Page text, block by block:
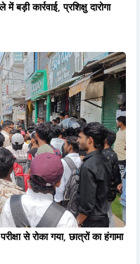
बड़ी कार्रवाई, प्रशिक्षु दारोगा
से रोका गया, छात्रों का हंगामा